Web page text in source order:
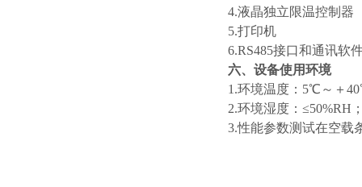
4.液晶独立限温控制器
5.打印机
6.RS485接口和通讯软
六、设备使用环境
1.环境温度：5℃～＋
2.环境湿度：≤50%RH
3.性能参数测试在空载